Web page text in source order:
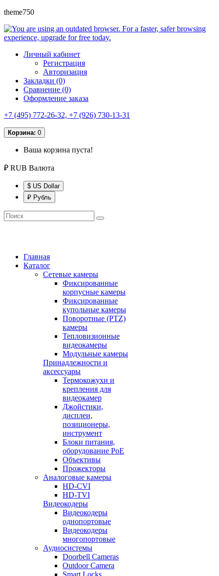
theme750
Личный кабинет
Регистрация
Авторизация
Закладки (0)
Сравнение (0)
Оформление заказа
+7 (495) 772-26-32, +7 (926) 730-13-31
Корзина: 0
Ваша корзина пуста!
₽ RUB Валюта
$ US Dollar
₽ Рубль
Главная
Каталог
Сетевые камеры
Фиксированные
корпусные камеры
Фиксированные
купольные камеры
Поворотные (PTZ)
камеры
Тепловизионные
видеокамеры
Модульные камеры
Принадлежности и
аксессуары
Термокожухи и
крепления для
видеокамер
Джойстики,
дисплеи,
позиционеры,
инструмент
Блоки питания,
оборудование PoE
Объективы
Прожекторы
Аналоговые камеры
HD-CVI
HD-TVI
Видеокодеры
Видеокодеры
однопортовые
Видеокодеры
многопортовые
Аудиосистемы
Doorbell Cameras
Outdoor Camera
Smart Locks